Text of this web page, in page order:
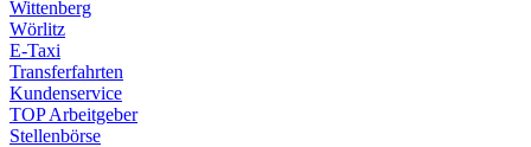
Wittenberg
Wörlitz
E-Taxi
Transferfahrten
Kundenservice
TOP Arbeitgeber
Stellenbörse